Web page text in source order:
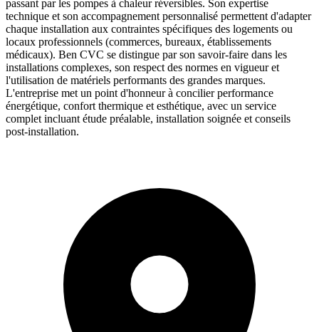
passant par les pompes à chaleur réversibles. Son expertise
technique et son accompagnement personnalisé permettent d'adapter
chaque installation aux contraintes spécifiques des logements ou
locaux professionnels (commerces, bureaux, établissements
médicaux). Ben CVC se distingue par son savoir-faire dans les
installations complexes, son respect des normes en vigueur et
l'utilisation de matériels performants des grandes marques.
L'entreprise met un point d'honneur à concilier performance
énergétique, confort thermique et esthétique, avec un service
complet incluant étude préalable, installation soignée et conseils
post-installation.